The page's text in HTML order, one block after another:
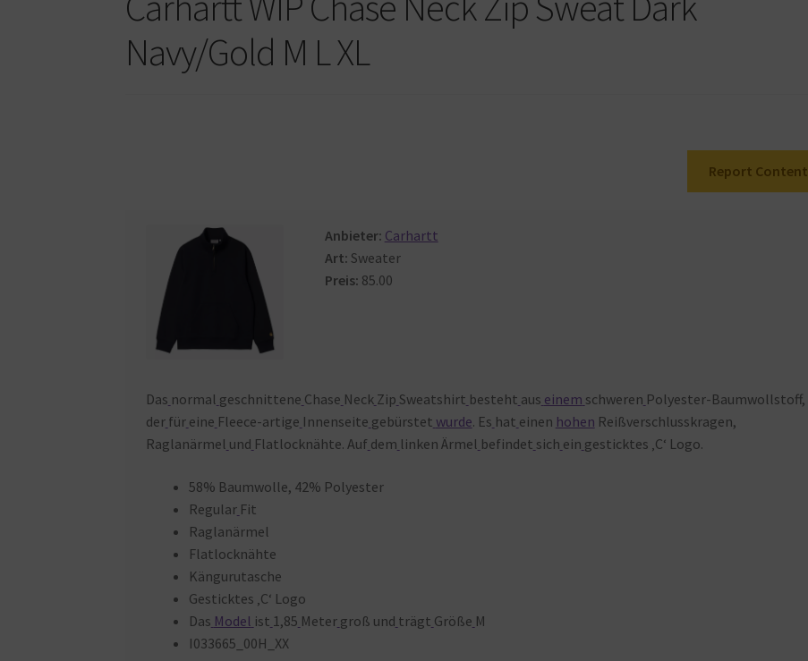
Navy/Gold M L XL
Report Content
Anbieter: Carhartt
Art: Sweater
Preis: 85.00
Das normal geschnittene Chase Neck Zip Sweatshirt besteht aus einem schweren Polyester-Baumwollstoff,
der für eine Fleece-artige Innenseite gebürstet wurde. Es hat einen hohen Reißverschlusskragen,
Raglanärmel und Flatlocknähte. Auf dem linken Ärmel befindet sich ein gesticktes ‚C‘ Logo.
58% Baumwolle, 42% Polyester
Regular Fit
Raglanärmel
Flatlocknähte
Kängurutasche
Gesticktes ‚C‘ Logo
Das Model ist 1,85 Meter groß und trägt Größe M
I033665_00H_XX